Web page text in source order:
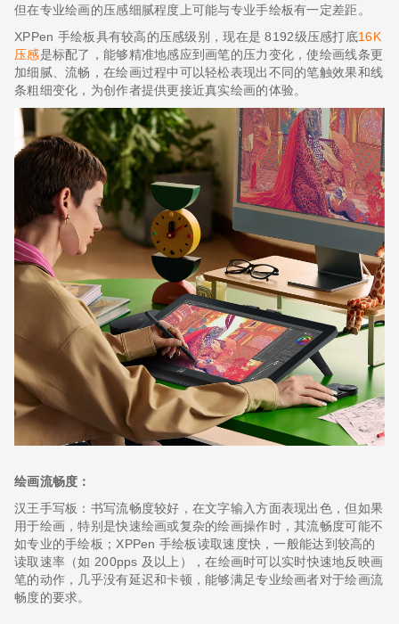
但在专业绘画的压感细腻程度上可能与专业手绘板有一定差距。
XPPen 手绘板具有较高的压感级别，现在是 8192级压感打底16K
压感是标配了，能够精准地感应到画笔的压力变化，使绘画线条更
加细腻、流畅，在绘画过程中可以轻松表现出不同的笔触效果和线
条粗细变化，为创作者提供更接近真实绘画的体验。
绘画流畅度：
汉王手写板：书写流畅度较好，在文字输入方面表现出色，但如果
用于绘画，特别是快速绘画或复杂的绘画操作时，其流畅度可能不
如专业的手绘板；XPPen 手绘板读取速度快，一般能达到较高的
读取速率（如 200pps 及以上），在绘画时可以实时快速地反映画
笔的动作，几乎没有延迟和卡顿，能够满足专业绘画者对于绘画流
畅度的要求。